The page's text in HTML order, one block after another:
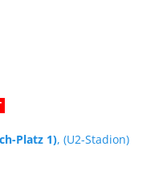
per Mail zu
Platz 1), (U2-Stadion)